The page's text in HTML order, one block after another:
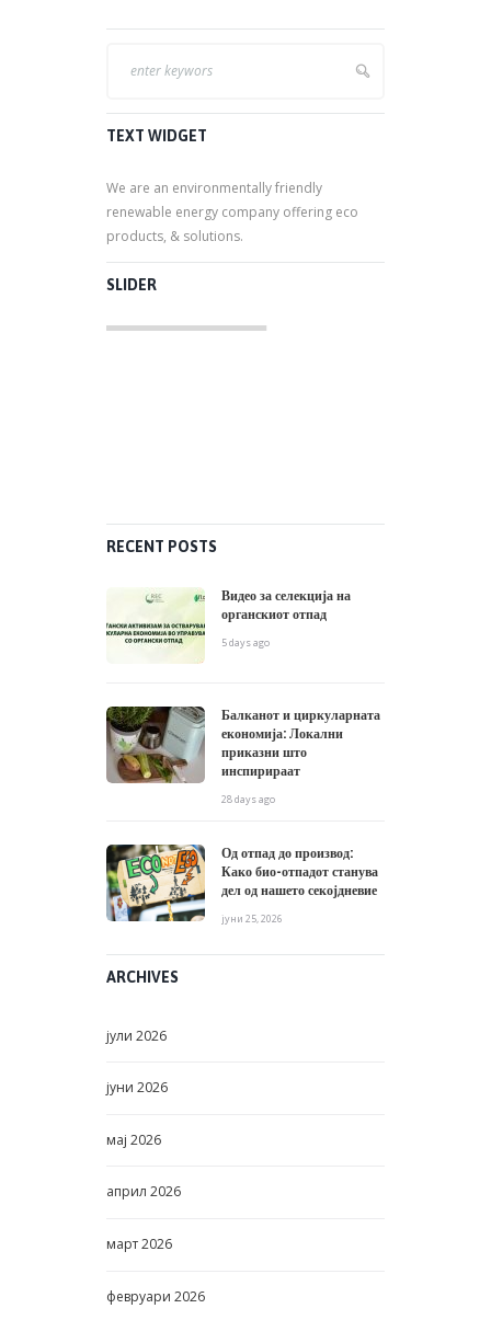
TEXT WIDGET
We are an environmentally friendly
renewable energy company offering eco
products, & solutions.
SLIDER
RECENT POSTS
Видео за селекција на
органскиот отпад
5 days ago
Балканот и циркуларната
економија: Локални
приказни што
инспирираат
28 days ago
Од отпад до производ:
Како био-отпадот станува
дел од нашето секојдневие
јуни 25, 2026
ARCHIVES
јули 2026
јуни 2026
мај 2026
април 2026
март2026
февруари 2026